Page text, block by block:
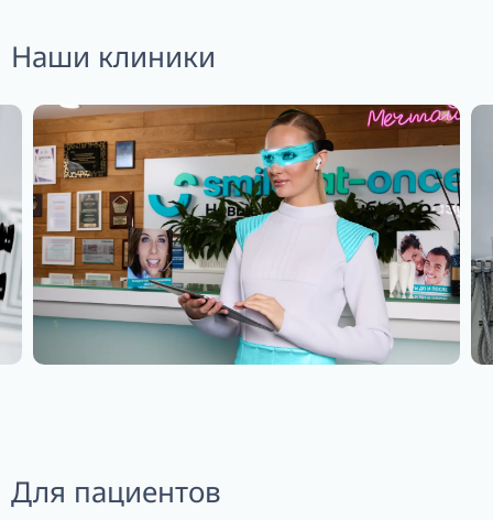
Наши клиники
Для пациентов